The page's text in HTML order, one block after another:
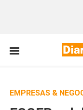
EMPRESAS &